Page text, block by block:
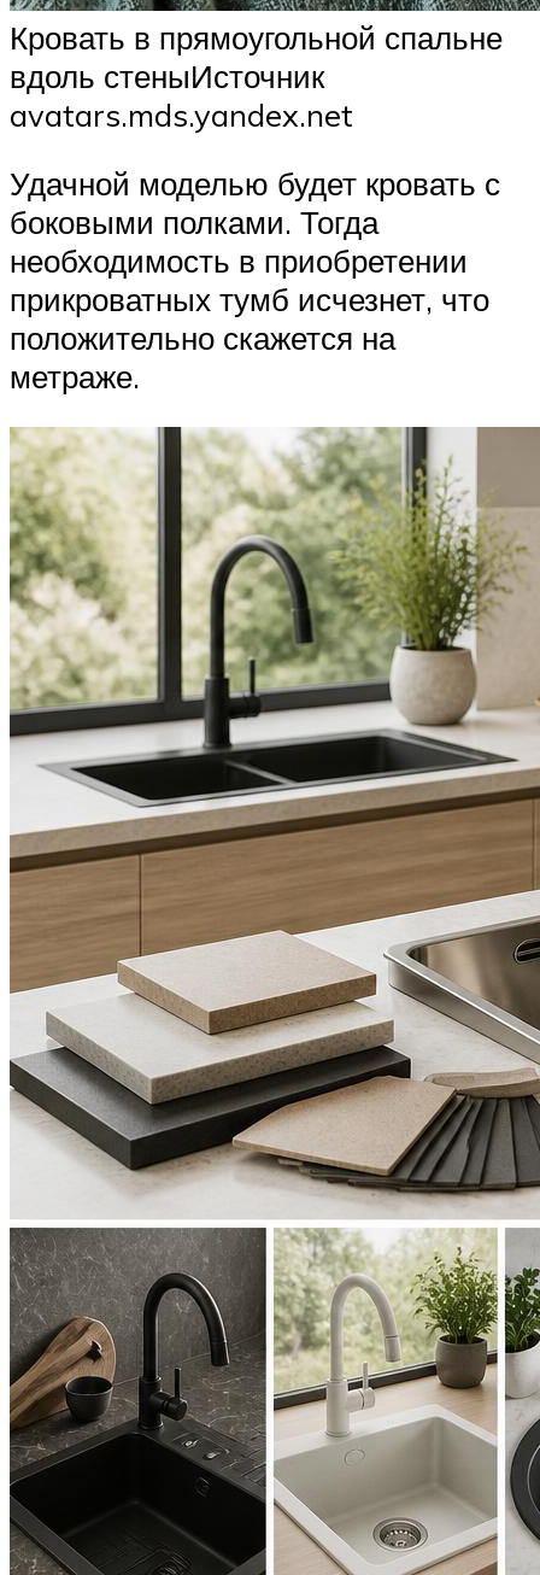
Кровать в прямоугольной спальне
вдоль стеныИсточник
avatars.mds.yandex.net
Удачной моделью будет кровать с
боковыми полками. Тогда
необходимость в приобретении
прикроватных тумб исчезнет, что
положительно скажется на
метраже.